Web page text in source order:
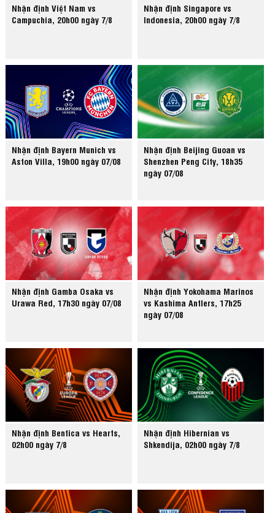
Nhận định Việt Nam vs
Campuchia, 20h00 ngày 7/8
Nhận định Singapore vs
Indonesia, 20h00 ngày 7/8
Nhận định Bayern Munich vs
Aston Villa, 19h00 ngày 07/08
Nhận định Beijing Guoan vs
Shenzhen Peng City, 18h35
ngày 07/08
Nhận định Gamba Osaka vs
Urawa Red, 17h30 ngày 07/08
Nhận định Yokohama Marinos
vs Kashima Antlers, 17h25
ngày 07/08
Nhận định Benfica vs Hearts,
02h00 ngày 7/8
Nhận định Hibernian vs
Shkendija, 02h00 ngày 7/8